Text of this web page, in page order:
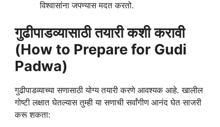
विश्वासांना जपण्यास मदत करतो.
गुढीपाडव्यासाठी तयारी कशी करावी
(How to Prepare for Gudi
Padwa)
गुढीपाडव्याच्या सणासाठी योग्य तयारी करणे आवश्यक आहे. खालील
गोष्टी लक्षात घेतल्यास तुम्ही या सणाची सर्वांगीण आनंद घेत साजरी
करू शकता: